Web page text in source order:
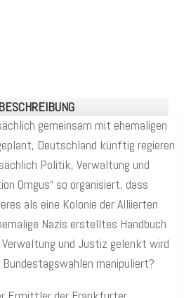
gemeinsam mit ehemaligen
Deutschland künftig regieren
Politik, Verwaltung und
Omgus“ so organisiert, dass
als eine Kolonie der Alliierten
Nazis erstelltes Handbuch
und Justiz gelenkt wird
manipuliert?